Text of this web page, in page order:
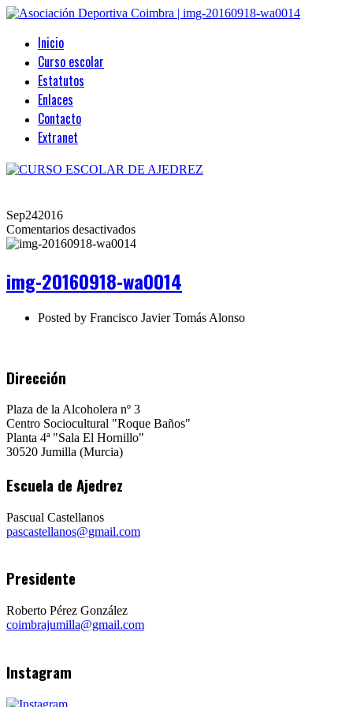
Inicio
Curso escolar
Estatutos
Enlaces
Contacto
Extranet
Sep242016
Comentarios desactivadosen
img-
img-20160918-wa0014
Posted by Francisco Javier Tomás Alonso
Dirección
Plaza de la Alcoholera nº 3
Centro Sociocultural "Roque Baños"
Planta 4ª "Sala El Hornillo"
30520 Jumilla (Murcia)
Escuela de Ajedrez
Pascual Castellanos
pascastellanos@gmail.com
Presidente
Roberto Pérez González
coimbrajumilla@gmail.com
Instagram